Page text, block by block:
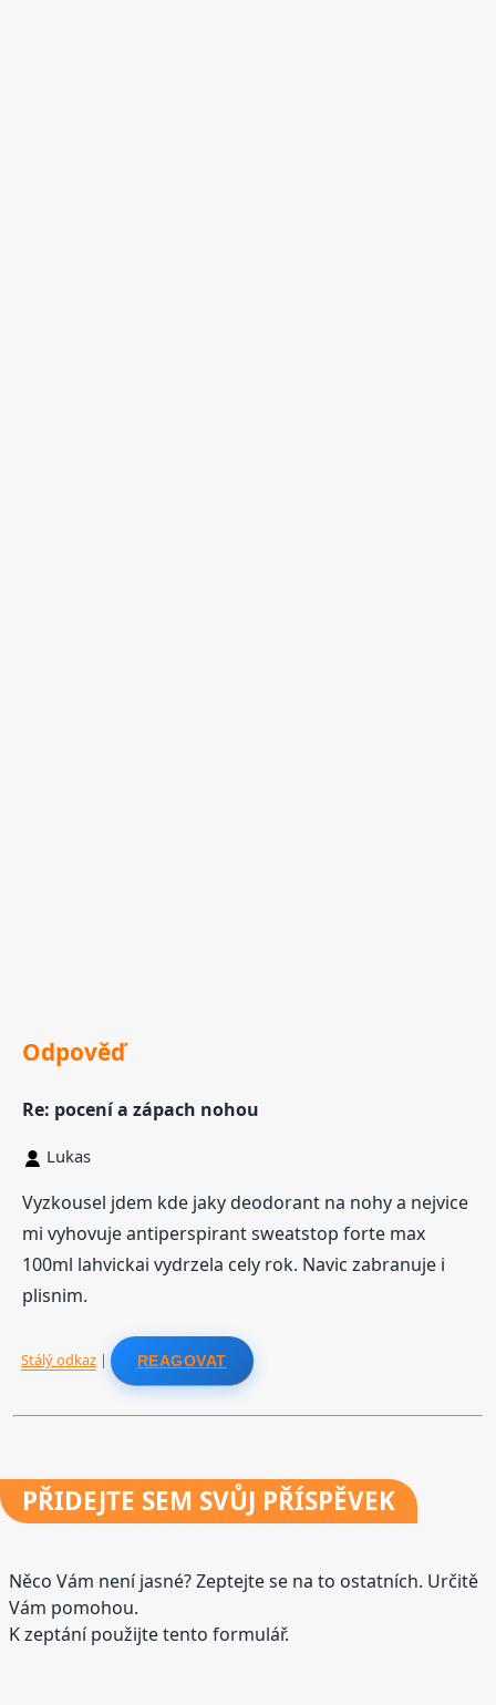
Odpověď
Re: pocení a zápach nohou
Lukas
Vyzkousel jdem kde jaky deodorant na nohy a nejvice
mi vyhovuje antiperspirant sweatstop forte max
100ml lahvickai vydrzela cely rok. Navic zabranuje i
plisnim.
Stálý odkaz| REAGOVAT
PŘIDEJTE SEM SVŮJ PŘÍSPĚVEK
Něco Vám není jasné? Zeptejte se na to ostatních. Určitě
Vám pomohou.
K zeptání použijte tento formulář.